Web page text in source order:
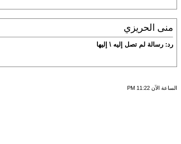
منى الحريزي
رد: رسالة لم تصل إليه \ إليها
الساعة الآن 11:22 PM